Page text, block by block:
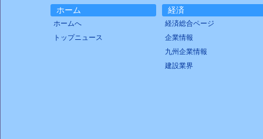
ホーム
ホームへ
トップニュース
経済
経済総合ページ
企業情報
九州企業情報
建設業界